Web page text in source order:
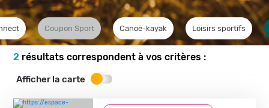
Coupon Sport Canoë-kayak Loisirs sportifs
2 résultats correspondent à vos critères :
Afficher la carte